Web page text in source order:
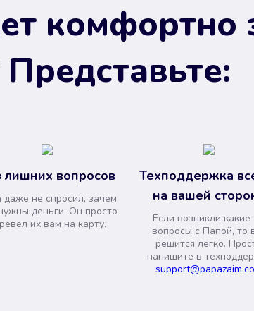
комфортно
лишних вопросов
даже не спросил, зачем
деньги. Он просто
их вам на карту.
Техподдержка
на вашей
Если возникли
вопросы с Папой, то
решится легко.
напишите в